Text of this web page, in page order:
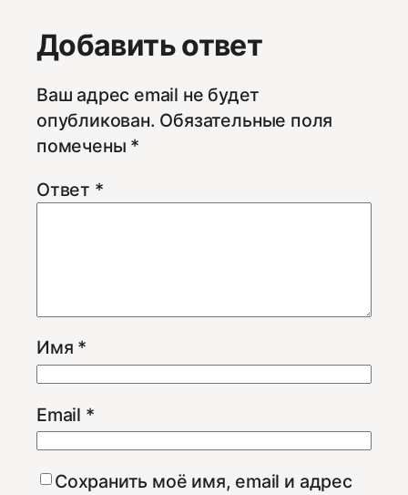
Добавить ответ
Ваш адрес email не будет
опубликован. Обязательные поля
помечены *
Ответ *
Имя *
Email *
Сохранить моё имя, email и адрес